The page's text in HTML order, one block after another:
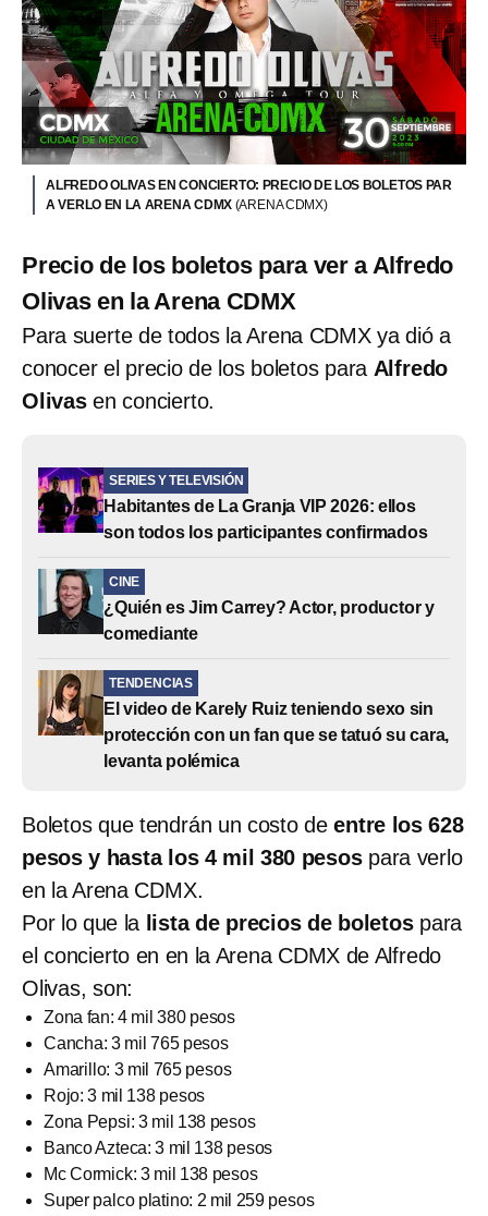
ALFREDO OLIVAS EN CONCIERTO: PRECIO DE LOS BOLETOS PAR
A VERLO EN LA ARENA CDMX (ARENA CDMX)
Precio de los boletos para ver a Alfredo
Olivas en la Arena CDMX
Para suerte de todos la Arena CDMX ya dió a
conocer el precio de los boletos para Alfredo
Olivasen concierto.
SERIES Y TELEVISIÓN
Habitantes de La Granja VIP 2026: ellos
son todos los participantes confirmados
CINE
¿Quién es Jim Carrey? Actor, productor y
comediante
TENDENCIAS
El video de Karely Ruiz teniendo sexo sin
protección con un fan que se tatuó su cara,
levanta polémica
Boletos que tendrán un costo deentre los 628
pesos y hasta los 4 mil 380 pesospara verlo
en la Arena CDMX.
Por lo que la lista de precios de boletos para
el concierto en en la Arena CDMX de Alfredo
Olivas, son:
Zona fan: 4 mil 380 pesos
Cancha: 3 mil 765 pesos
Amarillo: 3 mil 765 pesos
Rojo: 3 mil 138 pesos
Zona Pepsi: 3 mil 138 pesos
Banco Azteca: 3 mil 138 pesos
Mc Cormick: 3 mil 138 pesos
Super palco platino: 2 mil 259 pesos